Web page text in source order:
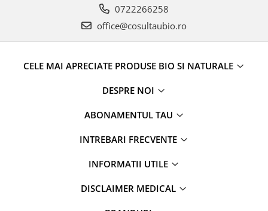
0722266258
office@cosultaubio.ro
CELE MAI APRECIATE PRODUSE BIO SI NATURALE
DESPRE NOI
ABONAMENTUL TAU
INTREBARI FRECVENTE
INFORMATII UTILE
DISCLAIMER MEDICAL